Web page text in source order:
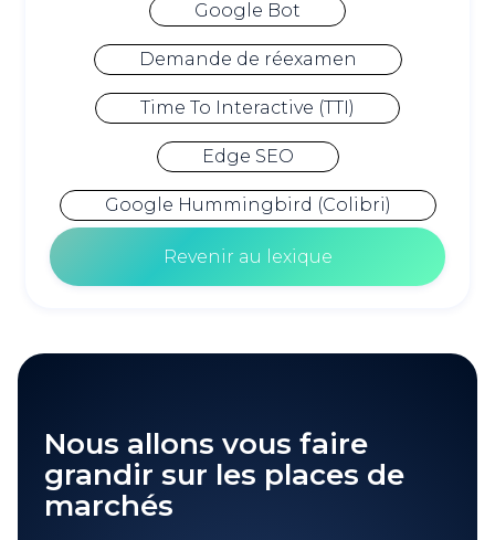
Google Bot
Demande de réexamen
Time To Interactive (TTI)
Edge SEO
Google Hummingbird (Colibri)
Revenir au lexique
Nous allons vous faire
grandir sur les places de
marchés